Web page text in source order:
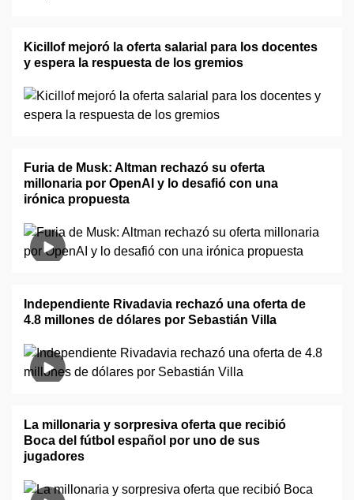
Kicillof mejoró la oferta salarial para los docentes
y espera la respuesta de los gremios
Furia de Musk: Altman rechazó su oferta
millonaria por OpenAI y lo desafió con una
irónica propuesta
Independiente Rivadavia rechazó una oferta de
4.8 millones de dólares por Sebastián Villa
La millonaria y sorpresiva oferta que recibió
Boca del fútbol español por uno de sus
jugadores